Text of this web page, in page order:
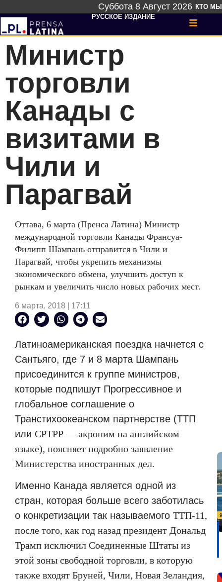
Суббота 8 Август 2026 КТО МЫ
РУССКОЕ ИЗДАНИЕ
Министр
торговли
Канады с
визитами в
Чили и
Парагвай
Оттава, 6 марта (Пренса Латина) Министр
международной торговли Канады Франсуа-
Филипп Шампань отправится в Чили и
Парагвай, чтобы укрепить механизмы
экономического обмена, улучшить доступ к
рынкам и увеличить число новых рабочих мест.
6 марта, 2018 | 17:11
Латиноамериканская поездка начнется с
Сантьяго, где 7 и 8 марта Шампань
присоединится к группе министров,
которые подпишут Прогрессивное и
глобальное соглашение о
Транстихоокеанском партнерстве (ТТП
или CPTPP— акроним на английском
языке), поясняет подробно заявление
Министерства иностранных дел.
Именно Канада является одной из
стран, которая больше всего заботилась
о конкретизации так называемого TТП-11,
после того, как год назад президент Дональд
Трамп исключил Соединенные Штаты из
этой зоны свободной торговли, в которую
также входят Бруней, Чили, Новая Зеландия,